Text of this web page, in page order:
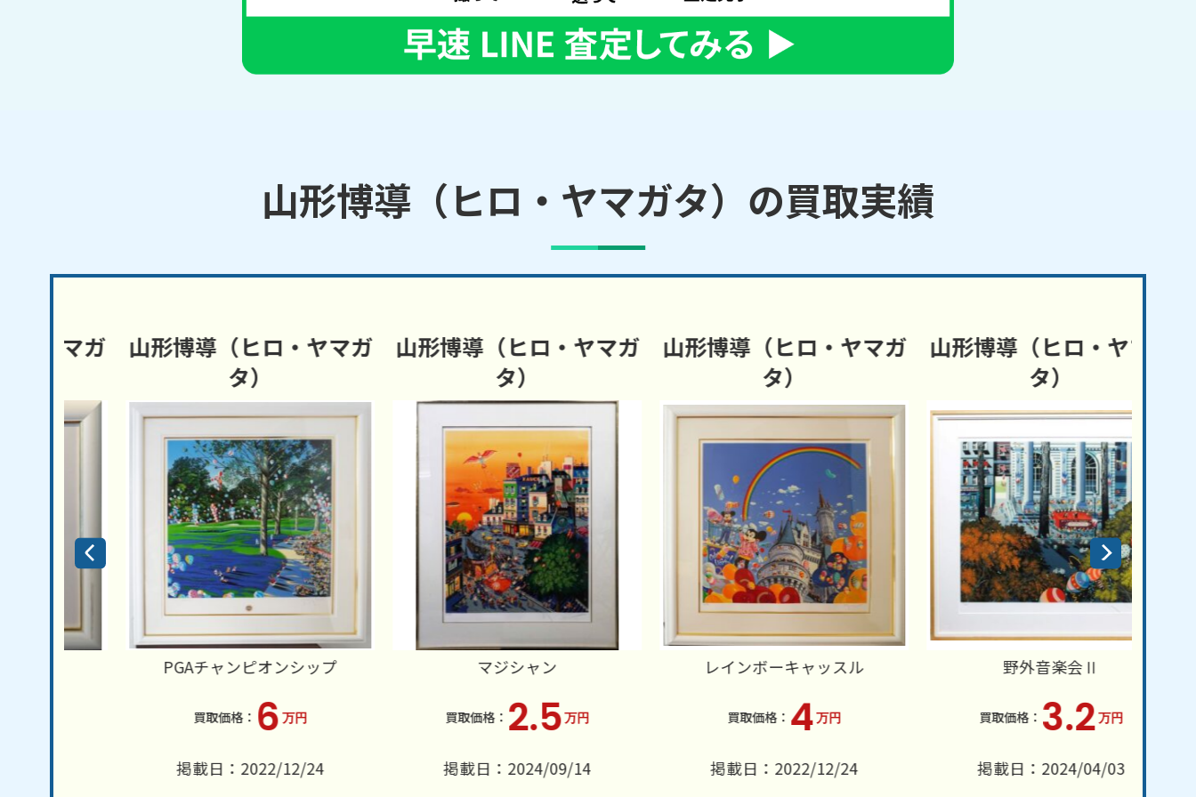
山形博導（ヒロ・ヤマガタ）の買取実績
山形博導（ヒロ・ヤマガ
PGAチャンピオンシップ
6万円
掲載日：2022/12/24
山形博導（ヒロ・ヤマガ
マジシャン
2.5万円
掲載日：2024/09/14
山形博導（ヒロ・ヤマガ
レインボーキャッスル
4万円
掲載日：2022/12/24
山形博導（ヒロ・ヤマガ
野外音楽会Ⅱ
3.2万円
掲載日：2024/04/03